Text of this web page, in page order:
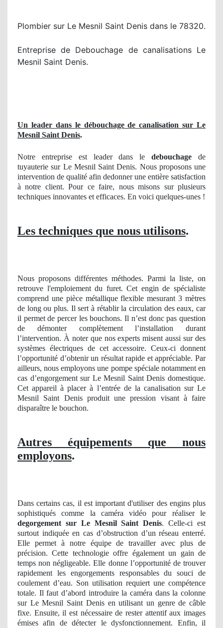
Plombier sur Le Mesnil Saint Denis dans le 78320.
Entreprise de Debouchage de canalisations Le
Mesnil Saint Denis.
Un leader dans le débouchage de canalisation sur Le
Mesnil Saint Denis.
Notre entreprise est leader dans ledebouchage de
tuyauterie sur Le Mesnil Saint Denis. Nous proposons une
intervention de qualité afin dedonner une entière satisfaction
à notre client. Pour ce faire, nous misons sur plusieurs
techniques innovantes et efficaces. En voici quelques-unes !
Les techniques que nous utilisons.
Nous proposons différentes méthodes. Parmi la liste, on
retrouve l'emploiement du furet. Cet engin de spécialiste
comprend une pièce métallique flexible mesurant 3 mètres
de long ou plus. Il sert à rétablir la circulation des eaux, car
il permet de percer les bouchons. Il n’est donc pas question
de démonter complètement l’installation durant
l’intervention. À noter que nos experts misent aussi sur des
systèmes électriques de cet accessoire. Ceux-ci donnent
l’opportunité d’obtenir un résultat rapide et appréciable. Par
ailleurs, nous employons une pompe spéciale notamment en
cas d’engorgement sur Le Mesnil Saint Denis domestique.
Cet appareil à placer à l’entrée de la canalisation sur Le
Mesnil Saint Denis produit une pression visant à faire
disparaître le bouchon.
Autres équipements que nous
employons.
Dans certains cas, il est important d'utiliser des engins plus
sophistiqués comme la caméra vidéo pour réaliser le
degorgement sur Le Mesnil Saint Denis. Celle-ci est
surtout indiquée en cas d’obstruction d’un réseau enterré.
Elle permet à notre équipe de travailler avec plus de
précision. Cette technologie offre également un gain de
temps non négligeable. Elle donne l’opportunité de trouver
rapidement les engorgements responsables du souci de
coulement d’eau. Son utilisation requiert une compétence
totale. Il faut d’abord introduire la caméra dans la colonne
sur Le Mesnil Saint Denis en utilisant un genre de câble
fixe. Ensuite, il est nécessaire de rester attentif aux images
émises afin de détecter le dysfonctionnement. Enfin, il